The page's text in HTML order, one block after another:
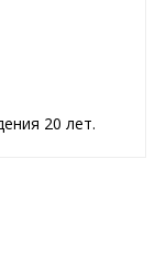
20 лет.